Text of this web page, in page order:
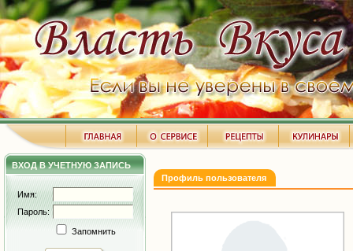
ВХОД В УЧЕТНУЮ ЗАПИСЬ
Имя:
Пароль:
Запомнить
Профиль пользователя